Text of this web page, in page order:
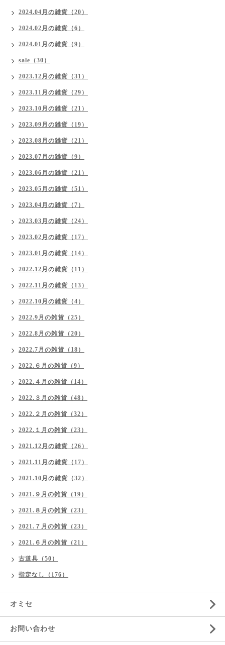
2024.04月の雑貨（20）
2024.02月の雑貨（6）
2024.01月の雑貨（9）
sale（30）
2023.12月の雑貨（31）
2023.11月の雑貨（29）
2023.10月の雑貨（21）
2023.09月の雑貨（19）
2023.08月の雑貨（21）
2023.07月の雑貨（9）
2023.06月の雑貨（21）
2023.05月の雑貨（51）
2023.04月の雑貨（7）
2023.03月の雑貨（24）
2023.02月の雑貨（17）
2023.01月の雑貨（14）
2022.12月の雑貨（11）
2022.11月の雑貨（13）
2022.10月の雑貨（4）
2022.9月の雑貨（25）
2022.8月の雑貨（20）
2022.7月の雑貨（18）
2022.６月の雑貨（9）
2022.４月の雑貨（14）
2022.３月の雑貨（48）
2022.２月の雑貨（32）
2022.１月の雑貨（23）
2021.12月の雑貨（26）
2021.11月の雑貨（17）
2021.10月の雑貨（32）
2021.９月の雑貨（19）
2021.８月の雑貨（23）
2021.７月の雑貨（23）
2021.６月の雑貨（21）
古道具（50）
指定なし（176）
オミセ
お問い合わせ